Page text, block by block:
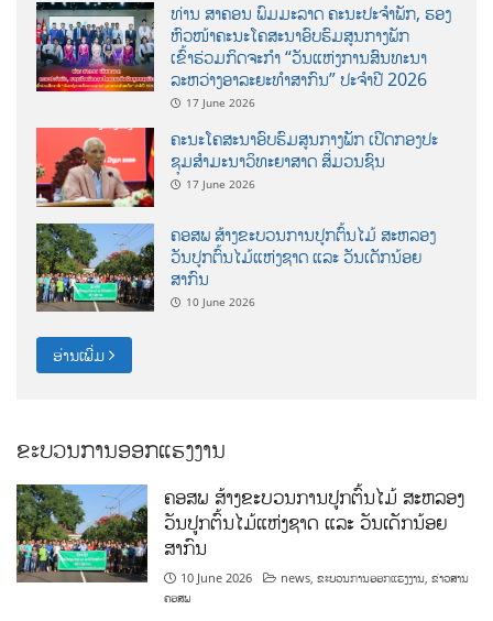
ທ່ານ ສາຄອນ ພົມມະລາດ ຄະນະປະຈໍາພັກ, ຮອງ
ຫົວໜ້າຄະນະໂຄສະນາອົບຮົມສູນກາງພັກ
ເຂົ້າຮ່ວມກິດຈະກຳ “ວັນແຫ່ງການສົນທະນາ
ລະຫວ່າງອາລະຍະທຳສາກົນ” ປະຈຳປີ 2026
17 June 2026
ຄະນະໂຄສະນາອົບຮົມສູນກາງພັກ ເປີດກອງປະ
ຊຸມສຳມະນາວິທະຍາສາດ ສຶ່ມວນຊົນ
17 June 2026
ຄອສພ ສ້າງຂະບວນການປູກຕົ້ນໄມ້ ສະຫລອງ
ວັນປູກຕົ້ນໄມ້ແຫ່ງຊາດ ແລະ ວັນເດັກນ້ອຍ
ສາກົນ
10 June 2026
ອ່ານເພີ່ມ
ຂະບວນການອອກແຮງງານ
ຄອສພ ສ້າງຂະບວນການປູກຕົ້ນໄມ້ ສະຫລອງ
ວັນປູກຕົ້ນໄມ້ແຫ່ງຊາດ ແລະ ວັນເດັກນ້ອຍ
ສາກົນ
10 June 2026 news ,ຂະບວນການອອກແຮງງານ ,ຂ່າວສານ
ຄອສພ